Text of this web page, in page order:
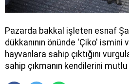
Pazarda bakkal işleten esnaf
dükkanının önünde 'Çiko'
hayvanlara sahip çıktığını
sahip çıkmanın kendilerini